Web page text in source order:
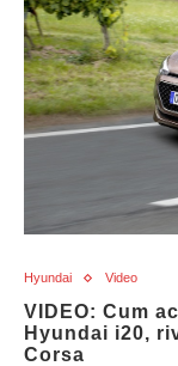
Hyundai Video
VIDEO: Cum
Hyundai i20,
Corsa